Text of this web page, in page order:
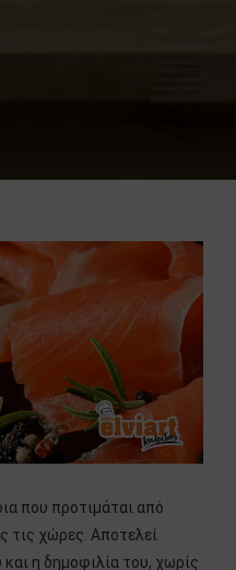
που προτιμάται από
τις χώρες. Αποτελεί
η δημοφιλία του, χωρίς